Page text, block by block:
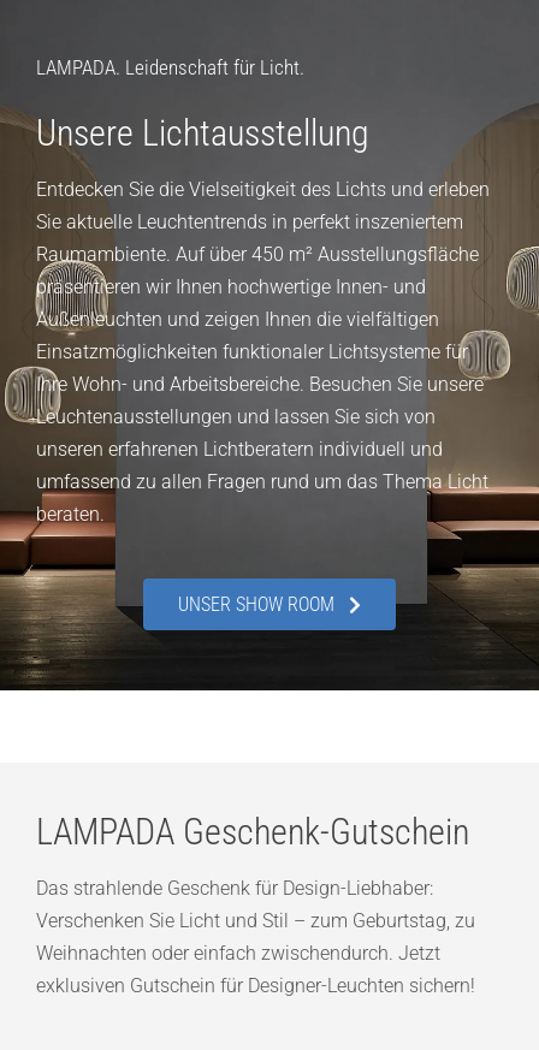
LAMPADA. Leidenschaft für Licht.
Unsere Lichtausstellung
Entdecken Sie die Vielseitigkeit des Lichts und erleben
Sie aktuelle Leuchtentrends in perfekt inszeniertem
Raumambiente. Auf über 450 m² Ausstellungsfläche
präsentieren wir Ihnen hochwertige Innen- und
Außenleuchten und zeigen Ihnen die vielfältigen
Einsatzmöglichkeiten funktionaler Lichtsysteme für
Ihre Wohn- und Arbeitsbereiche. Besuchen Sie unsere
Leuchtenausstellungen und lassen Sie sich von
unseren erfahrenen Lichtberatern individuell und
umfassend zu allen Fragen rund um das Thema Licht
beraten.
UNSER SHOW ROOM
LAMPADA Geschenk-Gutschein
Das strahlende Geschenk für Design-Liebhaber:
Verschenken Sie Licht und Stil – zum Geburtstag, zu
Weihnachten oder einfach zwischendurch. Jetzt
exklusiven Gutschein für Designer-Leuchten sichern!